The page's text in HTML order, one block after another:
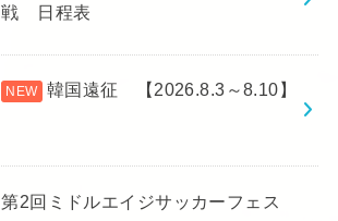
戦 日程表
韓国遠征 【2026.8.3～8.10】
第2回ミドルエイジサッカーフェス